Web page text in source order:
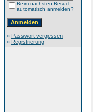
Beim nächsten Besuch
automatisch anmelden?
» Passwort vergessen
» Registrierung